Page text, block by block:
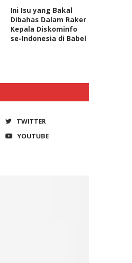
September 25, 2022
Ini Isu yang Bakal
Dibahas Dalam Raker
Kepala Diskominfo
se-Indonesia di Babel
TWITTER
YOUTUBE